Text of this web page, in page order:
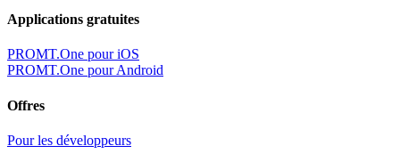
Applications gratuites
PROMT.One pour iOS
PROMT.One pour Android
Offres
Pour les développeurs